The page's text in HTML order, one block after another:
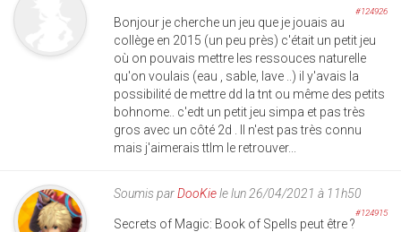
#124926
Bonjour je cherche un jeu que je jouais au
collège en 2015 (un peu près) c'était un petit jeu
où on pouvais mettre les ressouces naturelle
qu'on voulais (eau , sable, lave ..) il y'avais la
possibilité de mettre dd la tnt ou même des petits
bohnome.. c'edt un petit jeu simpa et pas très
gros avec un côté 2d . Il n'est pas très connu
mais j'aimerais ttlm le retrouver...
Soumis parDooKiele lun 26/04/2021 à 11h50
#124915
Secrets of Magic: Book of Spells peut être ?